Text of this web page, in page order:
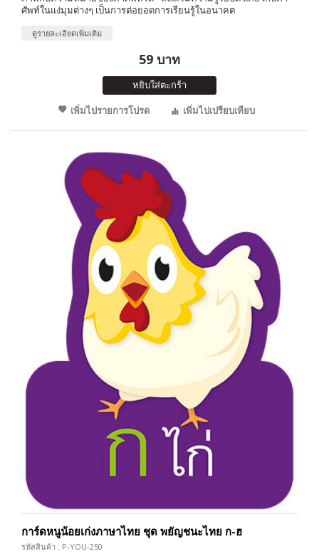
ศัพท์ในแง่มุมต่างๆ เป็นการต่อยอดการเรียนรู้ในอนาคต
ดูรายละเอียดเพิ่มเติม
59 บาท
หยิบใส่ตะกร้า
เพิ่มไปรายการโปรด
เพิ่มไปเปรียบเทียบ
การ์ดหนูน้อยเก่งภาษาไทย ชุด พยัญชนะไทย ก-ฮ
รหัสสินค้า : P-YOU-250